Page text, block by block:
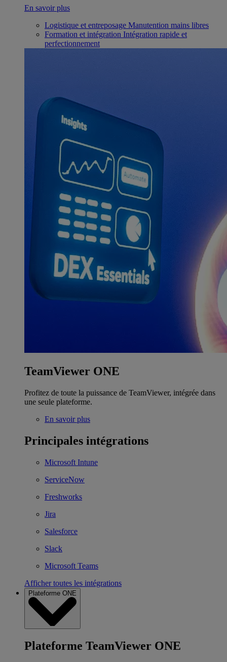
En savoir plus
Logistique et entreposage Manutention mains libres
Formation et intégration Intégration rapide et
perfectionnement
TeamViewer ONE
Profitez de toute la puissance de TeamViewer, intégrée dans
une seule plateforme.
En savoir plus
Principales intégrations
Microsoft Intune
ServiceNow
Freshworks
Jira
Salesforce
Slack
Microsoft Teams
Afficher toutes les intégrations
Plateforme ONE
Plateforme TeamViewer ONE